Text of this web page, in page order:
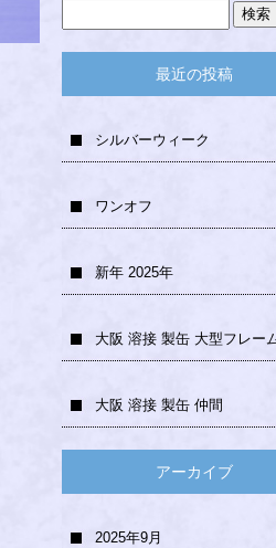
最近の投稿
シルバーウィーク
ワンオフ
新年 2025年
大阪 溶接 製缶 大型フレー
大阪 溶接 製缶 仲間
アーカイブ
2025年9月